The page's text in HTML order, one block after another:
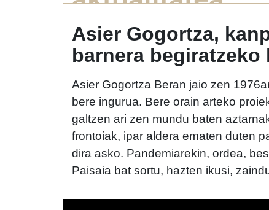
Asier Gogortza,
barnera
Asier Gogortza Beran jaio zen
bere ingurua. Bere orain arteko
galtzen ari zen mundu baten
frontoiak, ipar aldera ematen duten
dira asko. Pandemiarekin, ordea,
Paisaia bat sortu, hazten ikusi,